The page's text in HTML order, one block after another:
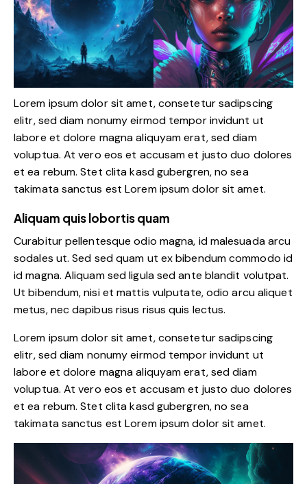
Lorem ipsum dolor sit amet, consetetur sadipscing
elitr, sed diam nonumy eirmod tempor invidunt ut
labore et dolore magna aliquyam erat, sed diam
voluptua. At vero eos et accusam et justo duo dolores
et ea rebum. Stet clita kasd gubergren, no sea
takimata sanctus est Lorem ipsum dolor sit amet.
Aliquam quis lobortis quam
Curabitur pellentesque odio magna, id malesuada arcu
sodales ut. Sed sed quam ut ex bibendum commodo id
id magna. Aliquam sed ligula sed ante blandit volutpat.
Ut bibendum, nisi et mattis vulputate, odio arcu aliquet
metus, nec dapibus risus risus quis lectus.
Lorem ipsum dolor sit amet, consetetur sadipscing
elitr, sed diam nonumy eirmod tempor invidunt ut
labore et dolore magna aliquyam erat, sed diam
voluptua. At vero eos et accusam et justo duo dolores
et ea rebum. Stet clita kasd gubergren, no sea
takimata sanctus est Lorem ipsum dolor sit amet.